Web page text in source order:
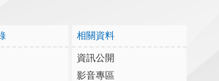
相關資料
資訊公開
影音專區